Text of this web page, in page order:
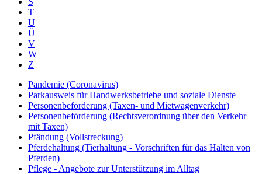
T
U
Ü
V
W
Z
Pandemie (Coronavirus)
Parkausweis für Handwerksbetriebe und soziale Dienste
Personenbeförderung (Taxen- und Mietwagenverkehr)
Personenbeförderung (Rechtsverordnung über den Verkehr
mit Taxen)
Pfändung (Vollstreckung)
Pferdehaltung (Tierhaltung - Vorschriften für das Halten von
Pferden)
Pflege - Angebote zur Unterstützung im Alltag